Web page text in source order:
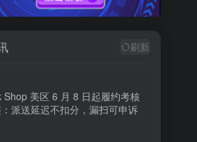
刷新
Shop 美区 6 月 8 日起履约考核
派送延迟不扣分，漏扫可申诉